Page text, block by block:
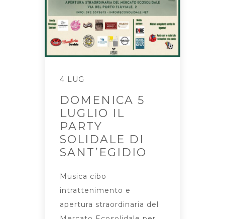
4 LUG
DOMENICA 5
LUGLIO IL
PARTY
SOLIDALE DI
SANT’EGIDIO
Musica cibo
intrattenimento e
apertura straordinaria del